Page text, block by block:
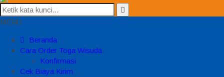
MENU
Beranda
Cara Order Toga Wisuda
Konfirmasi
Cek Biaya Kirim